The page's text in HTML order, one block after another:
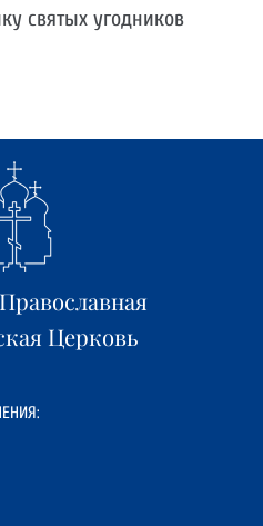
святых угодников
Церковь